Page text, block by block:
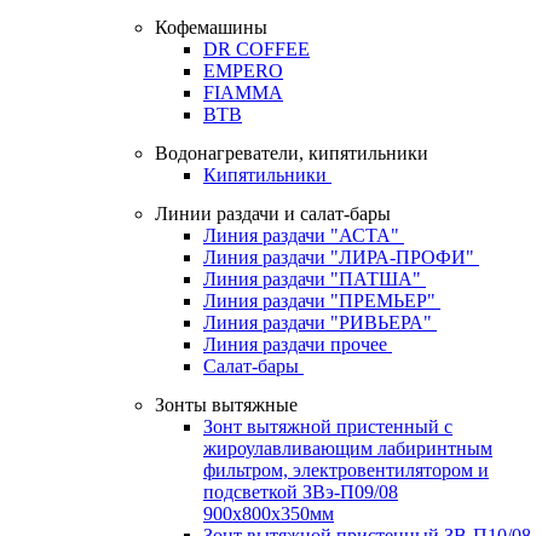
Кофемашины
DR COFFEE
EMPERO
FIAMMA
BTB
Водонагреватели, кипятильники
Кипятильники
Линии раздачи и салат-бары
Линия раздачи "АСТА"
Линия раздачи "ЛИРА-ПРОФИ"
Линия раздачи "ПАТША"
Линия раздачи "ПРЕМЬЕР"
Линия раздачи "РИВЬЕРА"
Линия раздачи прочее
Салат-бары
Зонты вытяжные
Зонт вытяжной пристенный с
жироулавливающим лабиринтным
фильтром, электровентилятором и
подсветкой ЗВэ-П09/08
900х800х350мм